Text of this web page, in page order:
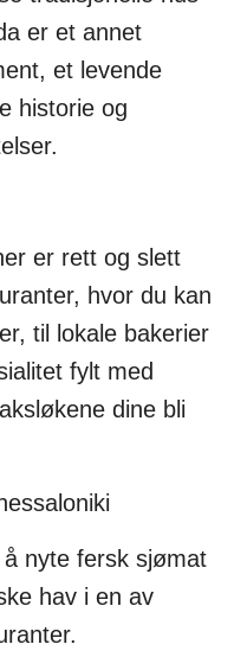
er et annet
et levende
historie og
er rett og slett
hvor du kan
til lokale bakerier
fylt med
dine bli
nyte fersk sjømat
hav i en av